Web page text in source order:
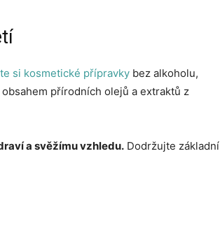
si kosmetické přípravky bez alkoholu,
přírodních olejů a extraktů z
a svěžímu vzhledu. Dodržujte základní